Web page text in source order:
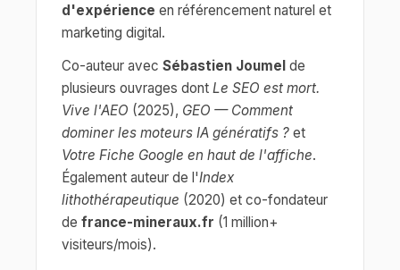
d'expérience en référencement naturel et
marketing digital.
Co-auteur avec Sébastien Joumel de
plusieurs ouvrages dont Le SEO est mort.
Vive l'AEO (2025), GEO — Comment
dominer les moteurs IA génératifs ? et
Votre Fiche Google en haut de l'affiche.
Également auteur de l'Index
lithothérapeutique (2020) et co-fondateur
de france-mineraux.fr (1 million+
visiteurs/mois).